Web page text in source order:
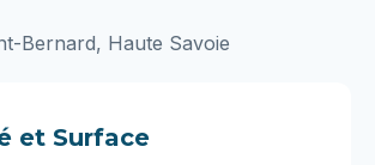
Bernard, Haute Savoie
et Surface